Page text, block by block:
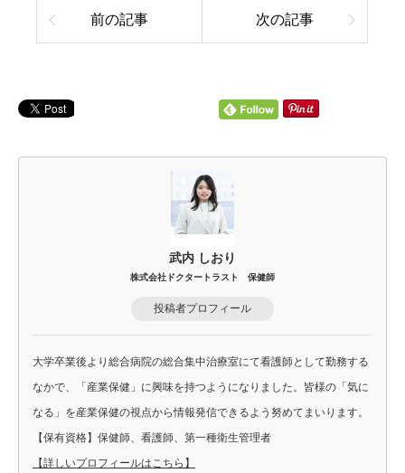
前の記事 次の記事
武内 しおり
株式会社ドクタートラスト 保健師
投稿者プロフィール
大学卒業後より総合病院の総合集中治療室にて看護師として勤務する
なかで、「産業保健」に興味を持つようになりました。皆様の「気に
なる」を産業保健の視点から情報発信できるよう努めてまいります。
【保有資格】保健師、看護師、第一種衛生管理者
【詳しいプロフィールはこちら】